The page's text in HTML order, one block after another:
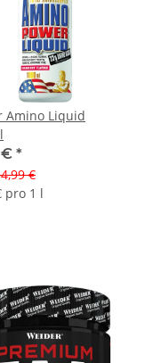
Amino Liquid
€ *
€
pro 1 l